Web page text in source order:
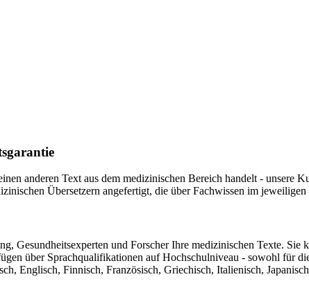
anderen Text aus dem medizinischen Bereich handelt - unsere
Übersetzern angefertigt, die über Fachwissen im
Gesundheitsexperten und Forscher Ihre medizinischen Texte. Sie
über Sprachqualifikationen auf Hochschulniveau - sowohl für
Englisch, Finnisch, Französisch, Griechisch, Italienisch,